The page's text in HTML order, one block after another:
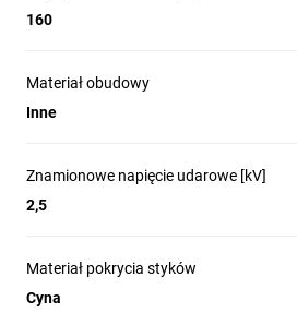
160
Materiał obudowy
Inne
Znamionowe napięcie udarowe [kV]
2,5
Materiał pokrycia styków
Cyna